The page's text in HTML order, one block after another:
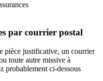
par courrier postal
pièce justificative, un courrier
toute autre missive à
probablement ci-dessous